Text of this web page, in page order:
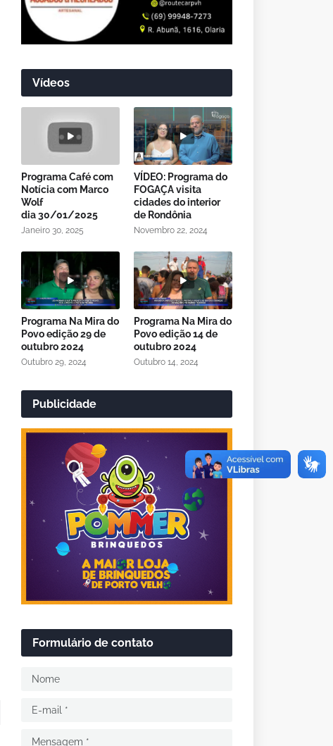
Vídeos
Programa Café com
Notícia com Marco
Wolf
dia 30/01/2025
Janeiro 30, 2025
VÍDEO: Programa do
FOGAÇA visita
cidades do interior
de Rondônia
Novembro 22, 2024
Programa Na Mira do
Povo edição 29 de
outubro 2024
Outubro 29, 2024
Programa Na Mira do
Povo edição 14 de
outubro 2024
Outubro 14, 2024
Publicidade
Formulário de contato